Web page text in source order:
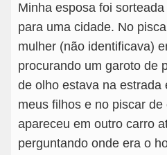
Minha esposa foi
para uma cidade. No
mulher (não identificava)
procurando um garoto de
de olho estava na estrada
meus filhos e no piscar
apareceu em outro carro
perguntando onde era o